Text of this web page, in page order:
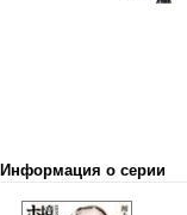
Информация о серии